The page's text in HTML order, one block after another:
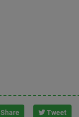
Share Tweet